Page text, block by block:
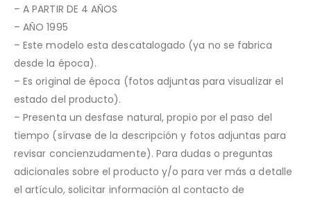
– A PARTIR DE 4 AÑOS
– AÑO 1995
– Este modelo esta descatalogado (ya no se fabrica
desde la época).
– Es original de época (fotos adjuntas para visualizar el
estado del producto).
– Presenta un desfase natural, propio por el paso del
tiempo (sírvase de la descripción y fotos adjuntas para
revisar concienzudamente). Para dudas o preguntas
adicionales sobre el producto y/o para ver más a detalle
el artículo, solicitar información al contacto de